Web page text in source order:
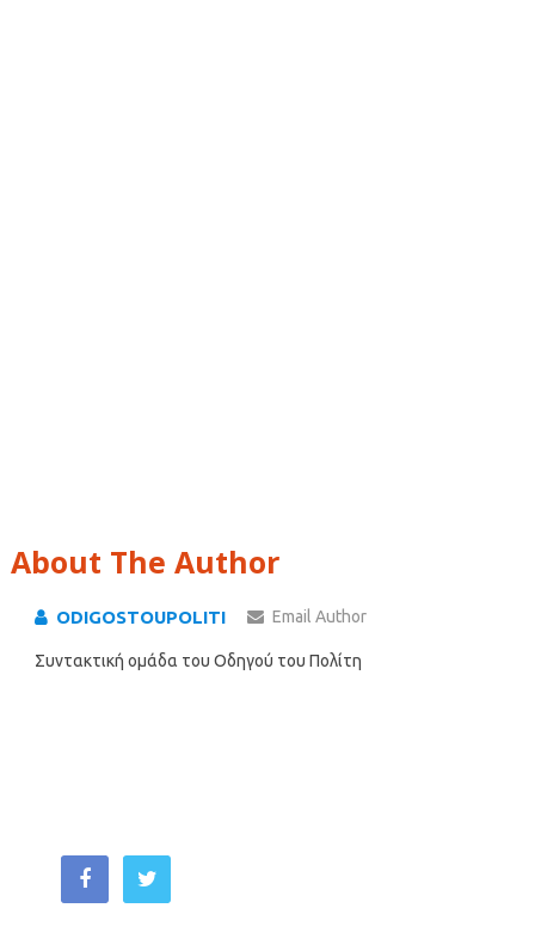
About The Author
ODIGOSTOUPOLITI Email Author
Συντακτική ομάδα του Οδηγού του Πολίτη